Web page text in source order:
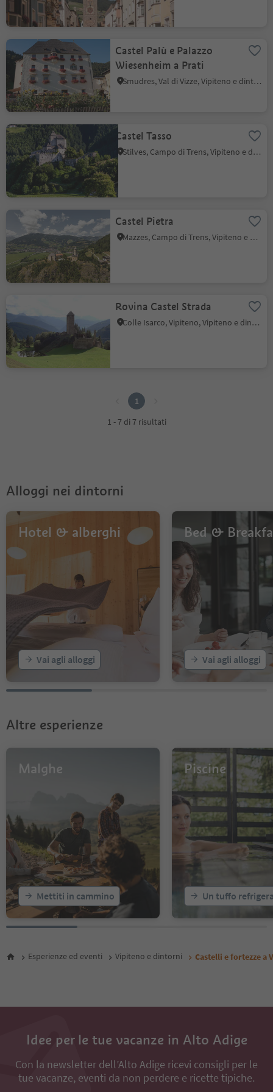
Castel Palù e Palazzo
Wiesenheim a Prati
Smudres, Val di Vizze, Vipiteno e dintorni
Castel Tasso
Stilves, Campo di Trens, Vipiteno e dintorni
Castel Pietra
Mazzes, Campo di Trens, Vipiteno e dintorni
Rovina Castel Strada
Colle Isarco, Vipiteno, Vipiteno e dintorni
1
1 - 7 di 7 risultati
Alloggi nei dintorni
Hotel & alberghi
Vai agli alloggi
Bed &
Vai agli alloggi
Altre esperienze
Malghe
Mettiti in cammino
Piscine
Un tuffo
Esperienze ed eventi Vipiteno e dintorni Castelli e fortezze a
Idee per le tue vacanze in Alto Adige
Con la newsletter dell’Alto Adige ricevi consigli per le
tue vacanze, eventi da non perdere e ricette tipiche.